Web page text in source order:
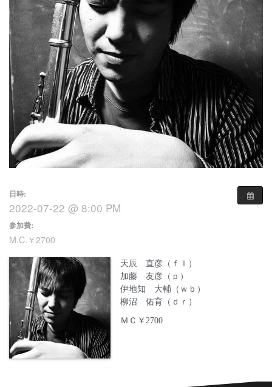
日時:
2022-07-22 @ 8:00 PM
参加費:
M.C.￥2700
天辰 直彦（ｆｌ）
加藤 友彦（ｐ）
伊地知 大輔（ｗｂ）
柳沼 佑育（ｄｒ）
ＭＣ￥2700